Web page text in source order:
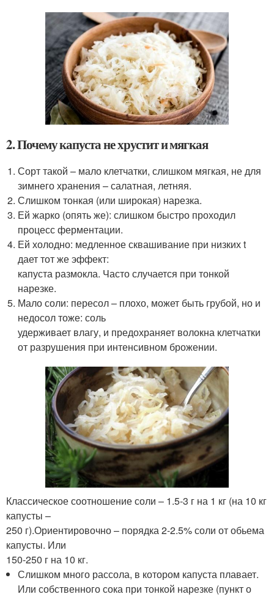
2. Почему капуста не хрустит и мягкая
Сорт такой – мало клетчатки, слишком мягкая, не для
зимнего хранения – салатная, летняя.
Слишком тонкая (или широкая) нарезка.
Ей жарко (опять же): слишком быстро проходил
процесс ферментации.
Ей холодно: медленное сквашивание при низких t
дает тот же эффект:
капуста размокла. Часто случается при тонкой
нарезке.
Мало соли: пересол – плохо, может быть грубой, но и
недосол тоже: соль
удерживает влагу, и предохраняет волокна клетчатки
от разрушения при интенсивном брожении.
Классическое соотношение соли – 1.5-3 г на 1 кг (на 10 кг
капусты –
250 г).Ориентировочно – порядка 2-2.5% соли от обьема
капусты. Или
150-250 г на 10 кг.
Слишком много рассола, в котором капуста плавает.
Или собственного сока при тонкой нарезке (пункт о